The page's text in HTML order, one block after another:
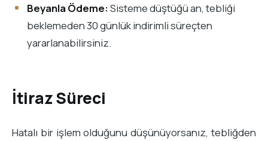
Beyanla Ödeme:Sisteme düştüğü an, tebliği
beklemeden 30 günlük indirimli süreçten
yararlanabilirsiniz.
İtiraz Süreci
Hatalı bir işlem olduğunu düşünüyorsanız, tebliğden